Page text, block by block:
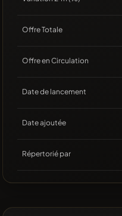
Offre Totale
Offre en Circulation
Date de lancement
Date ajoutée
Répertorié par